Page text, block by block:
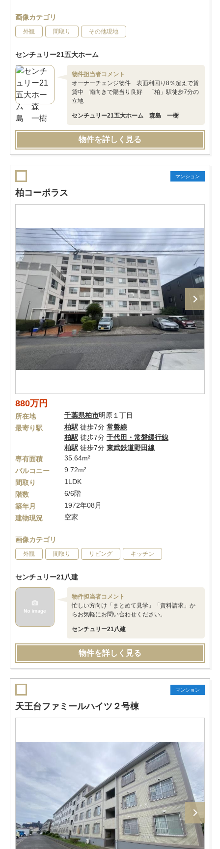
画像カテゴリ
外観 間取り その他現地
センチュリー21五大ホーム
物件担当者コメント
オーナーチェンジ物件 表面利回り8％超えで賃
貸中 南向きで陽当り良好 「柏」駅徒歩7分の
立地
センチュリー21五大ホーム 森島 一樹
物件を詳しく見る
マンション
柏コーポラス
880万円
所在地 千葉県柏市明原１丁目
最寄り駅
柏駅 徒歩7分 常磐線
柏駅 徒歩7分 千代田・常磐緩行線
柏駅 徒歩7分 東武鉄道野田線
専有面積
35.64m²
バルコニー
9.72m²
間取り
1LDK
階数
6/6階
築年月
1972年08月
建物現況
空家
画像カテゴリ
外観 間取り リビング キッチン
センチュリー21八建
物件担当者コメント
忙しい方向け「まとめて見学」「資料請求」か
らお気軽にお問い合わせください。
センチュリー21八建
物件を詳しく見る
マンション
天王台ファミールハイツ２号棟